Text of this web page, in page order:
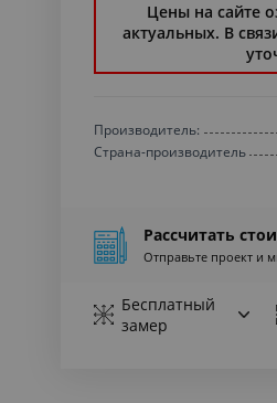
Цены на сайте
актуальных. В
Производитель:
Страна-производитель
Рассчитать
Отправьте проект и
Бесплатный
замер